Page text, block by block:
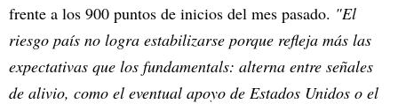
frente a los 900 puntos de inicios del mes pasado. "El
riesgo país no logra estabilizarse porque refleja más las
expectativas que los fundamentals: alterna entre señales
de alivio, como el eventual apoyo de Estados Unidos o el